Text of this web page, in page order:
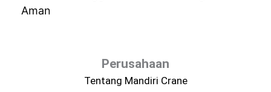
Aman
Perusahaan
Tentang Mandiri Crane